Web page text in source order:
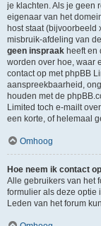
je klachten. Als je geen
eigenaar van het
host staat (bijvoorbeeld
misbruik-afdeling van
geen inspraak heeft
worden over hoe, waar
contact op met phpBB
aanspreekbaarheid,
houden met de
Limited toch e-mailt
een korte, of helemaal
Omhoog
Hoe neem ik contact
Alle gebruikers van het
formulier als deze optie
Leden van het forum